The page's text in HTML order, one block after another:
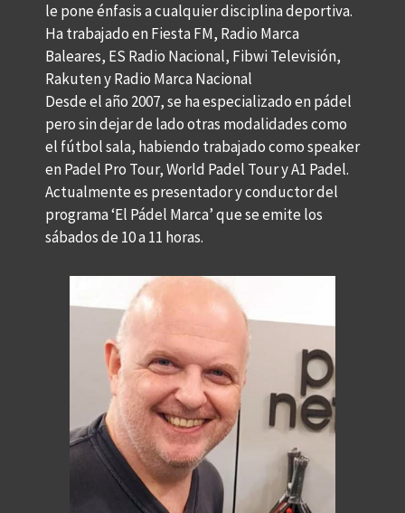
le pone énfasis a cualquier disciplina deportiva.
Ha trabajado en Fiesta FM, Radio Marca
Baleares, ES Radio Nacional, Fibwi Televisión,
Rakuten y Radio Marca Nacional
Desde el año 2007, se ha especializado en pádel
pero sin dejar de lado otras modalidades como
el fútbol sala, habiendo trabajado como speaker
en Padel Pro Tour, World Padel Tour y A1 Padel.
Actualmente es presentador y conductor del
programa ‘El Pádel Marca’ que se emite los
sábados de 10 a 11 horas.